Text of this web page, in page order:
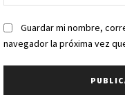
Guardar mi nombre,
navegador la próxima vez